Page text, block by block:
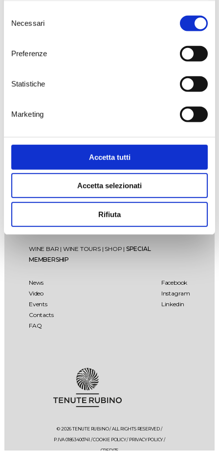
delNecessari
Preferenze
Statistiche
Marketing
Accetta tutti
Accetta selezionati
Rifiuta
Saturnino
Wine Party
Rubino Wine
& Friends
WINE BAR | WINE TOURS | SHOP | SPECIAL
MEMBERSHIP
News
Video
Events
Contacts
FAQ
Facebook
Instagram
Linkedin
© 2026 TENUTE RUBINO / ALL RIGHTS RESERVED /
P.IVA 01863400741 /COOKIE POLICY/PRIVACY POLICY/
CREDITS